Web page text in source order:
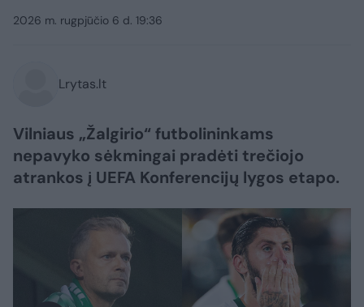
2026 m. rugpjūčio 6 d. 19:36
Lrytas.lt
Vilniaus „Žalgirio“ futbolininkams
nepavyko sėkmingai pradėti trečiojo
atrankos į UEFA Konferencijų lygos etapo.